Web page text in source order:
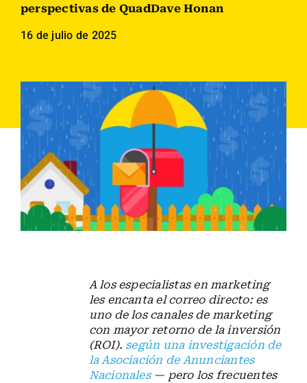
Empleados
Carreras
Buscar:
perspectivas de QuadDave Honan
16 de julio de 2025
A los especialistas en marketing
les encanta el correo directo: es
uno de los canales de marketing
con mayor retorno de la inversión
(ROI). según una investigación de
la Asociación de Anunciantes
Nacionales — pero los frecuentes